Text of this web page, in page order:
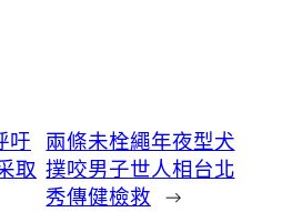
吁
取
兩條未栓繩年夜型犬
撲咬男子世人相台北
秀傳健檢救 →